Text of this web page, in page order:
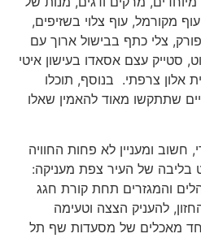
מקורמל, עוף צלוי בשזיפים,
צלי כתף בבישול ארוך עם
עצם אסאדו בעישון איטי
צרפתי. בנוסף, תוכלו
שתתקשו מאוד להאמין שאלו
ומעניין לא פחות החוויה
של העיר צפת מעניקה:
והמגזרים תחת קורת חגג
להעניק הצצה וטעימה
מאכלים של מסעדות שף תל